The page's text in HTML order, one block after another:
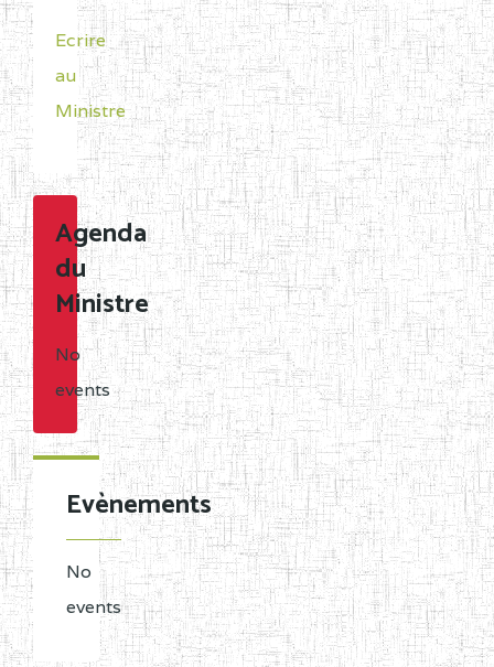
Ecrire
au
Ministre
Agenda
du
Ministre
No
events
Evènements
No
events